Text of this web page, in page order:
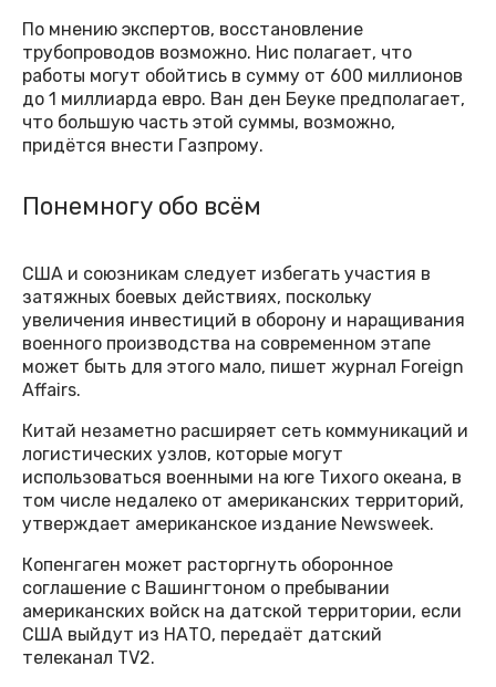
По мнению экспертов, восстановление
трубопроводов возможно. Нис полагает, что
работы могут обойтись в сумму от 600 миллионов
до 1 миллиарда евро. Ван ден Беуке предполагает,
что большую часть этой суммы, возможно,
придётся внести Газпрому.
Понемногу обо всём
США и союзникам следует избегать участия в
затяжных боевых действиях, поскольку
увеличения инвестиций в оборону и наращивания
военного производства на современном этапе
может быть для этого мало, пишет журнал Foreign
Affairs.
Китай незаметно расширяет сеть коммуникаций и
логистических узлов, которые могут
использоваться военными на юге Тихого океана, в
том числе недалеко от американских территорий,
утверждает американское издание Newsweek.
Копенгаген может расторгнуть оборонное
соглашение с Вашингтоном о пребывании
американских войск на датской территории, если
США выйдут из НАТО, передаёт датский
телеканал TV2.